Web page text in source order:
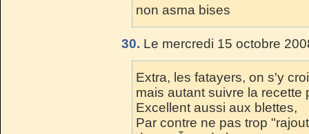
non asma bises
30. Le mercredi 15 octobre
Extra, les fatayers, on s'y
mais autant suivre la recette
Excellent aussi aux blettes,
Par contre ne pas trop